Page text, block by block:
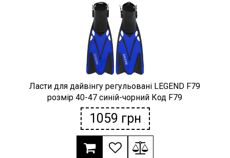
Наградная атрибутика
Спортивное питание
Детские товары
Ласти для дайвінгу регульовані LEGEND F79
розмір 40-47 синій-чорний Код F79
1059 грн